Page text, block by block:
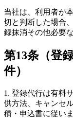
当社は、利用者が
切と判断した場合
録抹消その他必要
第13条（登
件）
1. 登録代行は有料
供方法、キャンセ
積・申込書に従いま